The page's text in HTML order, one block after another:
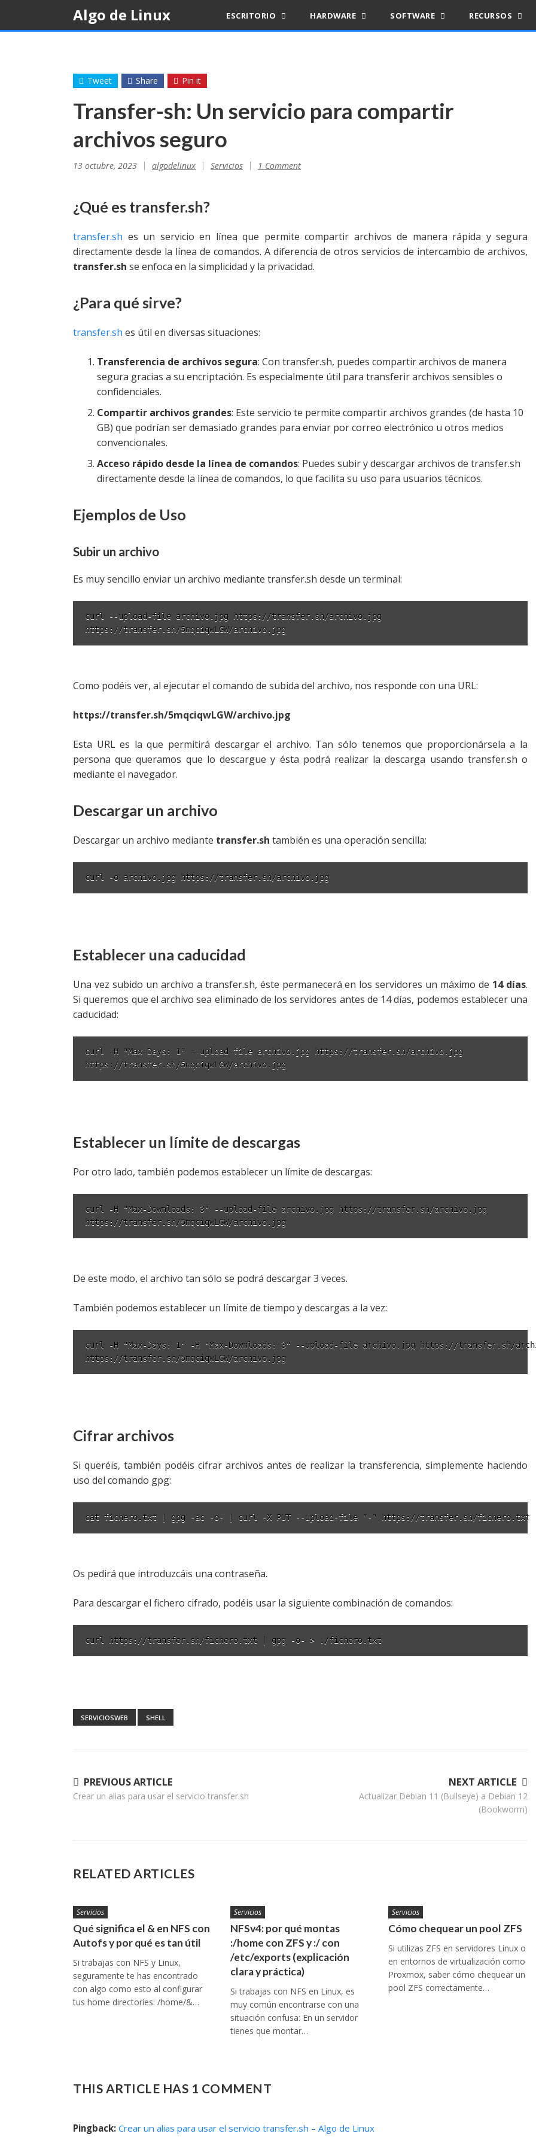
content
Algo de Linux ESCRITORIO HARDWARE SOFTWARE RECURSOS
Tweet Share Pin it
Transfer-sh: Un servicio para compartir
archivos seguro
13 octubre, 2023 algodelinux Servicios 1 Comment
¿Qué es transfer.sh?
transfer.sh es un servicio en línea que permite compartir archivos de manera rápida y segura
directamente desde la línea de comandos. A diferencia de otros servicios de intercambio de archivos,
transfer.sh se enfoca en la simplicidad y la privacidad.
¿Para qué sirve?
transfer.sh es útil en diversas situaciones:
Transferencia de archivos segura: Con transfer.sh, puedes compartir archivos de manera
segura gracias a su encriptación. Es especialmente útil para transferir archivos sensibles o
confidenciales.
Compartir archivos grandes: Este servicio te permite compartir archivos grandes (de hasta 10
GB) que podrían ser demasiado grandes para enviar por correo electrónico u otros medios
convencionales.
Acceso rápido desde la línea de comandos: Puedes subir y descargar archivos de transfer.sh
directamente desde la línea de comandos, lo que facilita su uso para usuarios técnicos.
Ejemplos de Uso
Subir un archivo
Es muy sencillo enviar un archivo mediante transfer.sh desde un terminal:
curl --upload-file archivo.jpg https://transfer.sh/archivo.jpg
https://transfer.sh/5mqciqwLGW/archivo.jpg
Como podéis ver, al ejecutar el comando de subida del archivo, nos responde con una URL:
https://transfer.sh/5mqciqwLGW/archivo.jpg
Esta URL es la que permitirá descargar el archivo. Tan sólo tenemos que proporcionársela a la
persona que queramos que lo descargue y ésta podrá realizar la descarga usando transfer.sh o
mediante el navegador.
Descargar un archivo
Descargar un archivo mediante transfer.sh también es una operación sencilla:
curl -o archivo.jpg https://transfer.sh/archivo.jpg
Establecer una caducidad
Una vez subido un archivo a transfer.sh, éste permanecerá en los servidores un máximo de 14 días.
Si queremos que el archivo sea eliminado de los servidores antes de 14 días, podemos establecer una
caducidad:
curl -H "Max-Days: 1" --upload-file archivo.jpg https://transfer.sh/archivo.jpg
https://transfer.sh/5mqciqwLGW/archivo.jpg
Establecer un límite de descargas
Por otro lado, también podemos establecer un límite de descargas:
curl -H "Max-Downloads: 3" --upload-file archivo.jpg https://transfer.sh/archivo.jpg
https://transfer.sh/5mqciqwLGW/archivo.jpg
De este modo, el archivo tan sólo se podrá descargar 3 veces.
También podemos establecer un límite de tiempo y descargas a la vez:
curl -H "Max-Days: 1" -H "Max-Downloads: 3" --upload-file archivo.jpg https://transfer.sh/
https://transfer.sh/5mqciqwLGW/archivo.jpg
Cifrar archivos
Si queréis, también podéis cifrar archivos antes de realizar la transferencia, simplemente haciendo
uso del comando gpg:
cat fichero.txt | gpg -ac -o- | curl -X PUT --upload-file "-" https://transfer.sh/fichero.txt
Os pedirá que introduzcáis una contraseña.
Para descargar el fichero cifrado, podéis usar la siguiente combinación de comandos:
curl https://transfer.sh/fichero.txt | gpg -o- > ./fichero.txt
SERVICIOSWEB SHELL
Navegación
de
NEXT ARTICLE
Actualizar Debian 11 (Bullseye) a Debian 12
(Bookworm)
PREVIOUS ARTICLE
Crear un alias para usar el servicio transfer.sh
RELATED ARTICLES
Servicios
Qué significa el & en NFS con
Autofs y por qué es tan útil
Si trabajas con NFS y Linux,
seguramente te has encontrado
con algo como esto al configurar
tus home directories: /home/&…
Servicios
NFSv4: por qué montas
:/home con ZFS y :/ con
/etc/exports (explicación
clara y práctica)
Si trabajas con NFS en Linux, es
muy común encontrarse con una
situación confusa: En un servidor
tienes que montar…
Servicios
Cómo chequear un pool ZFS
Si utilizas ZFS en servidores Linux o
en entornos de virtualización como
Proxmox, saber cómo chequear un
pool ZFS correctamente…
THIS ARTICLE HAS 1 COMMENT
Pingback: Crear un alias para usar el servicio transfer.sh – Algo de Linux